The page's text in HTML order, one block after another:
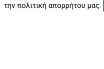
την πολιτική απορρήτου μας.